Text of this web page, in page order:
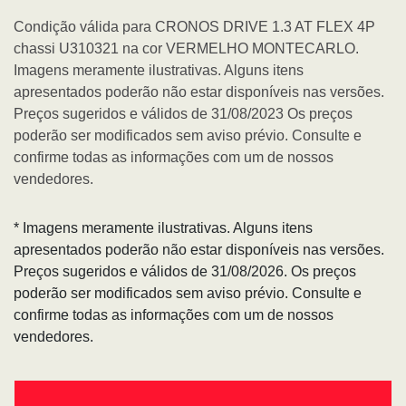
Condição válida para CRONOS DRIVE 1.3 AT FLEX 4P
chassi U310321 na cor VERMELHO MONTECARLO.
Imagens meramente ilustrativas. Alguns itens
apresentados poderão não estar disponíveis nas versões.
Preços sugeridos e válidos de 31/08/2023 Os preços
poderão ser modificados sem aviso prévio. Consulte e
confirme todas as informações com um de nossos
vendedores.
* Imagens meramente ilustrativas. Alguns itens
apresentados poderão não estar disponíveis nas versões.
Preços sugeridos e válidos de 31/08/2026. Os preços
poderão ser modificados sem aviso prévio. Consulte e
confirme todas as informações com um de nossos
vendedores.